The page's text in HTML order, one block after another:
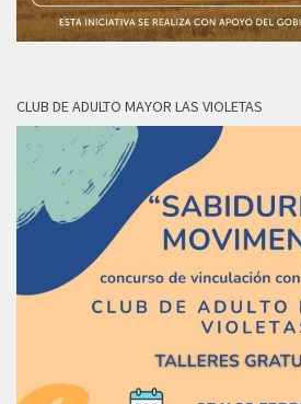
CLUB DE ADULTO MAYOR LAS VIOLETAS